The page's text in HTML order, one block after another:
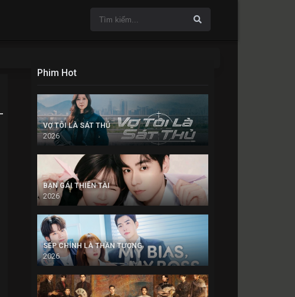
Phim Hot
VỢ TÔI LÀ SÁT THỦ
2026
BẠN GÁI THIÊN TÀI
2026
SẾP CHÍNH LÀ THẦN TƯỢNG
2026